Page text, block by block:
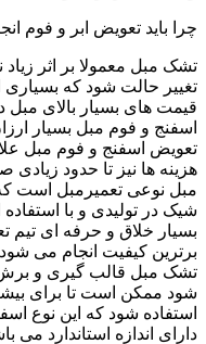
چرا باید تعویض ابر و فوم
تشک مبل معمولا بر اثر
تغییر حالت شود که بسیاری
قیمت های بسیار بالای
اسفنج و فوم مبل بسیار
تعویض اسفنج و فوم مبل
هزینه ها نیز تا حدود
مبل نوعی تعمیرمبل است
شیک در تولیدی و با
بسیار خلاق و حرفه ای تیم
برترین کیفیت انجام می
تشک مبل قالب گیری و برش
شود ممکن است تا برای
استفاده شود که این نوع
دارای اندازه استاندارد می